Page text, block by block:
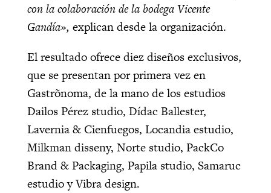
con la colaboración de la bodega Vicente
Gandía», explican desde la organización.
El resultado ofrece diez diseños exclusivos,
que se presentan por primera vez en
Gastrõnoma, de la mano de los estudios
Dailos Pérez studio, Dídac Ballester,
Lavernia & Cienfuegos, Locandia estudio,
Milkman disseny, Norte studio, PackCo
Brand & Packaging, Papila studio, Samaruc
estudio y Vibra design.